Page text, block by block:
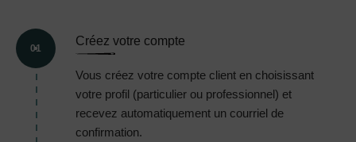
01
Créez votre compte
Vous créez votre compte client en choisissant
votre profil (particulier ou professionnel) et
recevez automatiquement un courriel de
confirmation.